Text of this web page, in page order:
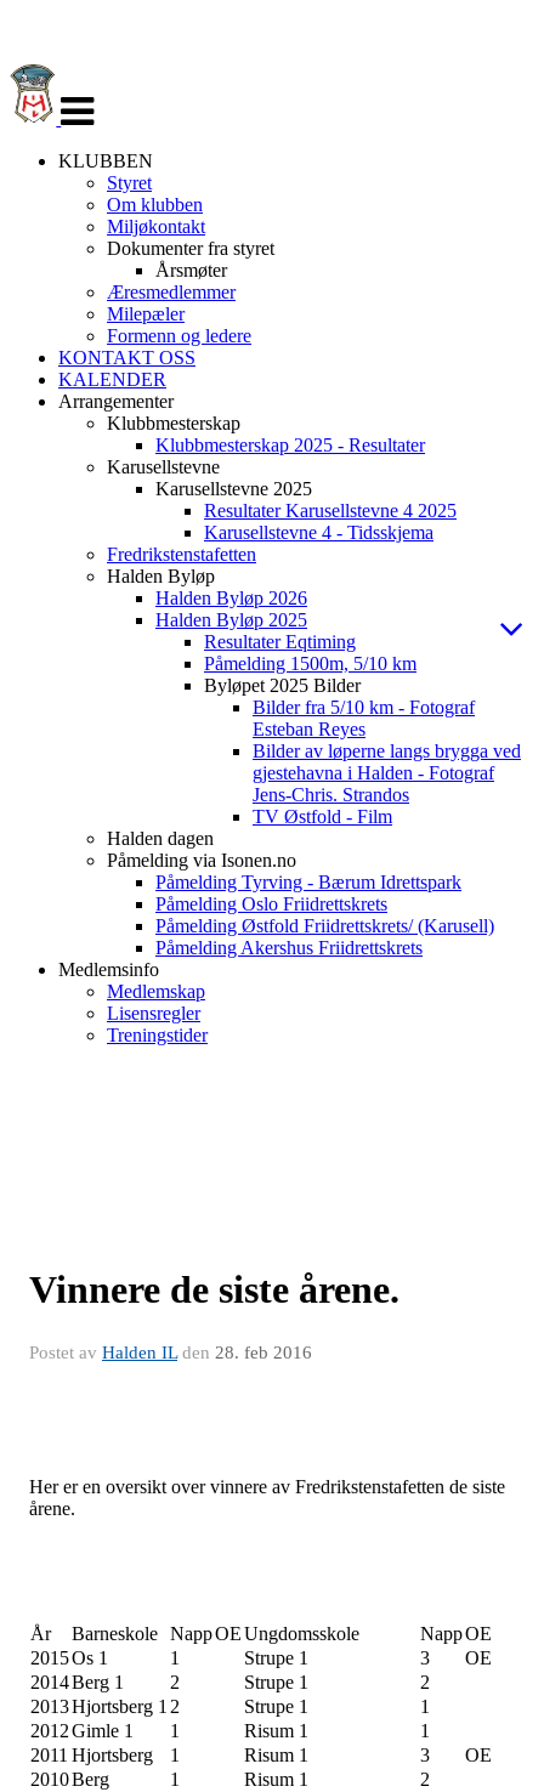
navigasjon
KLUBBEN
Styret
Om klubben
Miljøkontakt
Dokumenter fra styret
Årsmøter
Æresmedlemmer
Milepæler
Formenn og ledere
KONTAKT OSS
KALENDER
Arrangementer
Klubbmesterskap
Klubbmesterskap 2025 - Resultater
Karusellstevne
Karusellstevne 2025
Resultater Karusellstevne 4 2025
Karusellstevne 4 - Tidsskjema
Fredrikstenstafetten
Halden Byløp
Halden Byløp 2026
Halden Byløp 2025
Resultater Eqtiming
Påmelding 1500m, 5/10 km
Byløpet 2025 Bilder
Bilder fra 5/10 km - Fotograf
Esteban Reyes
Bilder av løperne langs brygga ved
gjestehavna i Halden - Fotograf
Jens-Chris. Strandos
TV Østfold - Film
Halden dagen
Påmelding via Isonen.no
Påmelding Tyrving - Bærum Idrettspark
Påmelding Oslo Friidrettskrets
Påmelding Østfold Friidrettskrets/ (Karusell)
Påmelding Akershus Friidrettskrets
Medlemsinfo
Medlemskap
Lisensregler
Treningstider
Vinnere de siste årene.
Postet av Halden ILden 28. feb 2016
Her er en oversikt over vinnere av Fredrikstenstafetten de siste
årene.
År Barneskole NappOEUngdomsskole NappOE
2015Os 1 1 Strupe 1 3
OE
2014Berg 1 2 Strupe 1
2
2013Hjortsberg 1 2 Strupe 1
1
2012Gimle 1 1 Risum 1
1
2011 Hjortsberg 1 Risum 1 3
OE
2010Berg 1 Risum 1
2